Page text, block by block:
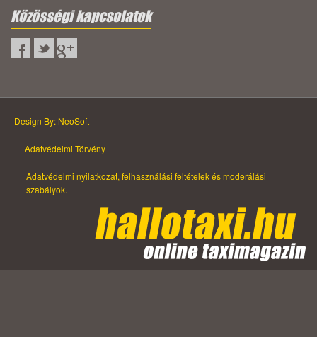
Közösségi kapcsolatok
Design By: NeoSoft
Adatvédelmi Törvény
Adatvédelmi nyilatkozat, felhasználási feltételek és moderálási
szabályok.